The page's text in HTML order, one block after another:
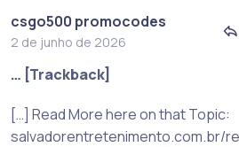
csgo500 promocodes
2 de junho de 2026
… [Trackback]
[…] Read More here on that Topic:
salvadorentretenimento.com.br/